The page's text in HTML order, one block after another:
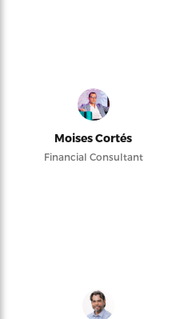
Moises Cortés
Financial Consultant